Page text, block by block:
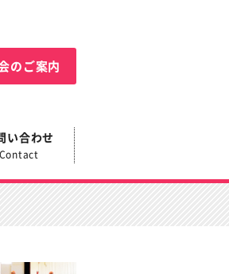
のご案内
い合わせ
Contact